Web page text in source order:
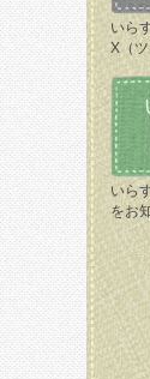
いら
X（
いら
をお